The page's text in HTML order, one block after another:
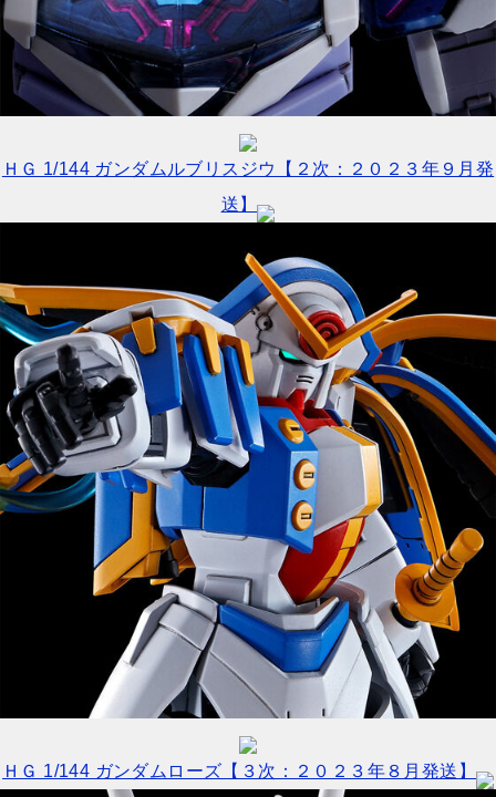
ＨＧ 1/144 ガンダムルブリスジウ【２次：２０２３年９月発
送】
ＨＧ 1/144 ガンダムローズ【３次：２０２３年８月発送】